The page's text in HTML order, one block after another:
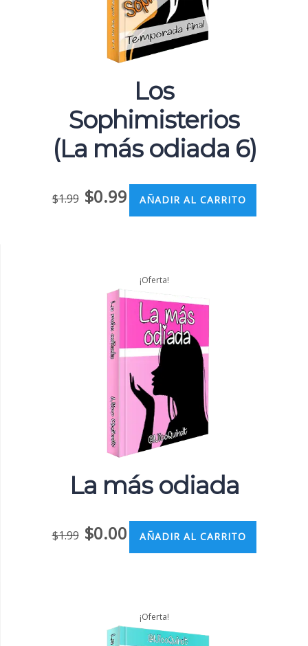
Los
Sophimisterios
(La más odiada 6)
$1.99 $0.99 AÑADIR AL CARRITO
¡Oferta!
La más odiada
$1.99 $0.00 AÑADIR AL CARRITO
¡Oferta!